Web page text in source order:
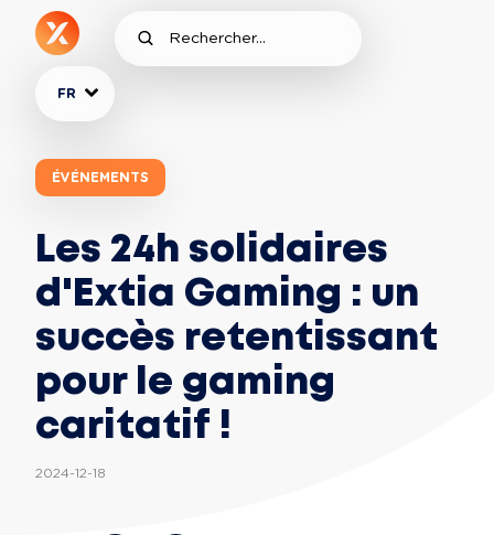
FR
ÉVÉNEMENTS
Les 24h solidaires
d'Extia Gaming : un
succès retentissant
pour le gaming
caritatif !
2024-12-18